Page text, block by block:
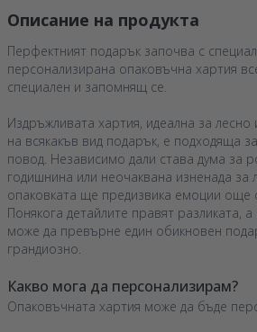
Описание на продукта
Перфектният подарък започва с
персонализирана опаковъчна хартия
специален и запомнящ се.
Издръжливата хартия, идеална за лесно
на всякакъв вид подарък, е подходяща
повод. Независимо дали става дума за
годишнина или неочаквана изненада за
опаковката ще предизвика емоции още
Понякога детайлите правят разликата,
може да превърне един обикновен
грандиозно.
Какво мога да персонализирам?
Опаковъчната хартия може да бъде